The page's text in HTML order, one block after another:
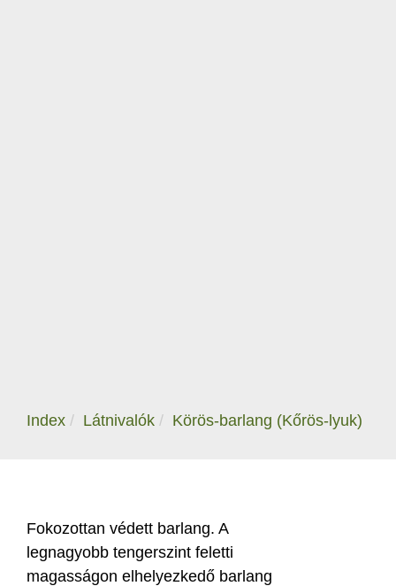
Index Látnivalók Körös-barlang (Kőrös-lyuk)
Fokozottan védett barlang. A
legnagyobb tengerszint feletti
magasságon elhelyezkedő barlang